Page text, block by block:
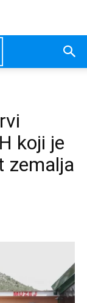
koji je
zemalja